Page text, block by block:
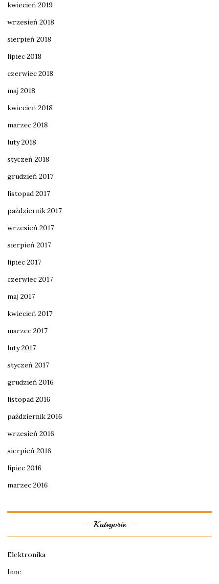
kwiecień 2019
wrzesień 2018
sierpień 2018
lipiec 2018
czerwiec 2018
maj 2018
kwiecień 2018
marzec 2018
luty 2018
styczeń 2018
grudzień 2017
listopad 2017
październik 2017
wrzesień 2017
sierpień 2017
lipiec 2017
czerwiec 2017
maj 2017
kwiecień 2017
marzec 2017
luty 2017
styczeń 2017
grudzień 2016
listopad 2016
październik 2016
wrzesień 2016
sierpień 2016
lipiec 2016
marzec 2016
Kategorie
Elektronika
Inne